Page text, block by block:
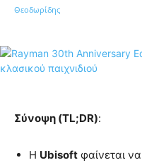
Σύνοψη (TL;DR):
Η Ubisoft φαίνεται